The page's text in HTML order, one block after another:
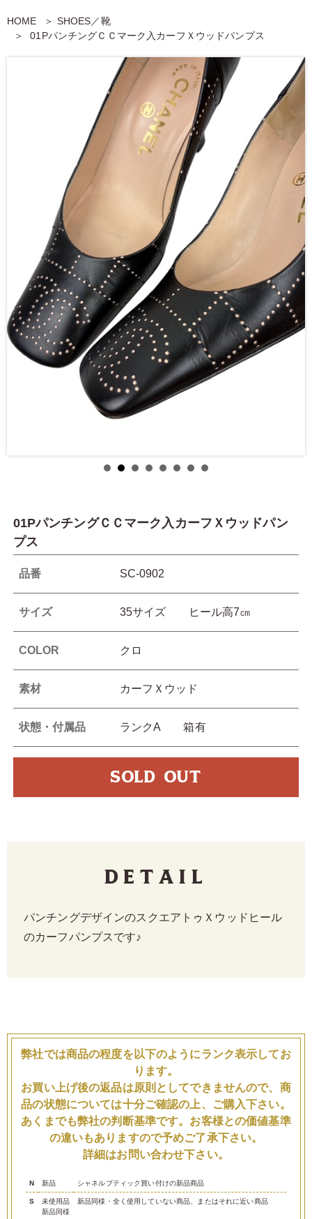
HOME
SHOES／靴
01PパンチングＣＣマーク入カーフＸウッドパンプス
01PパンチングＣＣマーク入カーフＸウッドパン
プス
品番 SC-0902
サイズ 35サイズ ヒール高7㎝
COLOR クロ
素材 カーフＸウッド
状態・付属品 ランクA 箱有
SOLD OUT
Detail
パンチングデザインのスクエアトゥＸウッドヒール
のカーフパンプスです♪
弊社では商品の程度を以下のようにランク表示してお
ります。
お買い上げ後の返品は原則としてできませんので、商
品の状態については十分ご確認の上、ご購入下さい。
あくまでも弊社の判断基準です。お客様との価値基準
の違いもありますので予めご了承下さい。
詳細はお問い合わせ下さい。
N 新品 シャネルブティック買い付けの新品商品
S
未使用品
新品同様
新品同様・全く使用していない商品、またはそれに近い商品